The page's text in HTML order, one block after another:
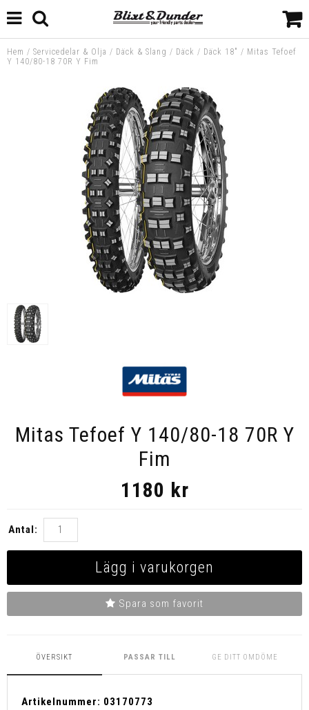
Hem / Servicedelar & Olja / Däck & Slang / Däck / Däck 18" / Mitas Tefoef
Y 140/80-18 70R Y Fim
Mitas Tefoef Y 140/80-18 70R Y
Fim
1180 kr
Antal:
Lägg i varukorgen
Spara som favorit
ÖVERSIKT PASSAR TILL GE DITT OMDÖME
Artikelnummer: 03170773